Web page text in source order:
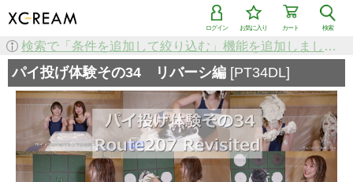
検索
カート
お気に入り
ログイン
検索で「条件を追加して絞り込む」機能を追加しました！
パイ投げ体験その34 リバーシ編 [PT34DL]